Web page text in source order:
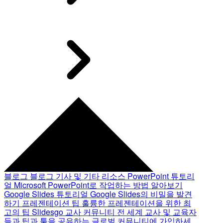
블로그 블로그 기사 및 기타 리소스 PowerPoint 튜토리
얼 Microsoft PowerPoint로 작업하는 방법 알아보기
Google Slides 튜토리얼 Google Slides의 비밀을 발견
하기 프레젠테이션 팁 훌륭한 프레젠테이션을 위한 최
고의 팁 Slidesgo 교사 커뮤니티 전 세계 교사 및 교육자